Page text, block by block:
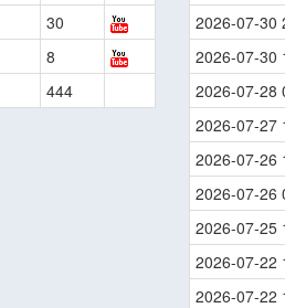
30
8
444
2026-07-30
2026-07-30
2026-07-28
2026-07-27
2026-07-26
2026-07-26
2026-07-25
2026-07-22
2026-07-22